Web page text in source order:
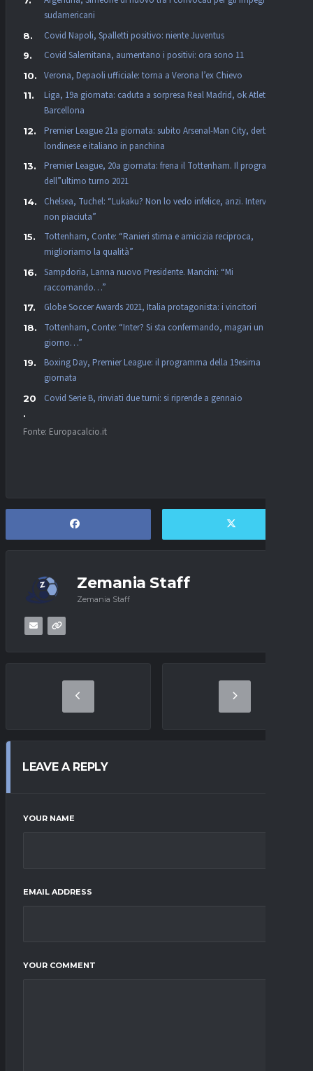
sudamericani
Covid Napoli, Spalletti positivo: niente Juventus
Covid Salernitana, aumentano i positivi: ora sono 11
Verona, Depaoli ufficiale: torna a Verona l’ex Chievo
Liga, 19a giornata: caduta a sorpresa Real Madrid, ok Atletico e
Barcellona
Premier League 21a giornata: subito Arsenal-Man City, derby
londinese e italiano in panchina
Premier League, 20a giornata: frena il Tottenham. Il programma
dell”ultimo turno 2021
Chelsea, Tuchel: “Lukaku? Non lo vedo infelice, anzi. Intervista
non piaciuta”
Tottenham, Conte: “Ranieri stima e amicizia reciproca,
miglioriamo la qualità”
Sampdoria, Lanna nuovo Presidente. Mancini: “Mi
raccomando…”
Globe Soccer Awards 2021, Italia protagonista: i vincitori
Tottenham, Conte: “Inter? Si sta confermando, magari un
giorno…”
Boxing Day, Premier League: il programma della 19esima
giornata
Covid Serie B, rinviati due turni: si riprende a gennaio
Fonte: Europacalcio.it
Zemania Staff
Zemania Staff
LEAVE A REPLY
YOUR NAME
EMAIL ADDRESS
YOUR COMMENT